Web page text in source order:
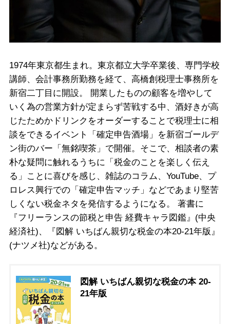
1974年東京都生まれ。東京都立大学卒業後、専門学校
講師、会計事務所勤務を経て、高橋創税理士事務所を
新宿二丁目に開設。 開業したものの顧客を増やして
いく為の営業方針が定まらず苦戦する中、酒好きが高
じたためかドリンクをオーダーすることで税理士に相
談をできるイベント「確定申告酒場」を新宿ゴールデ
ン街のバー「無銘喫茶」で開催。そこで、相談者の素
朴な疑問に触れるうちに「税金のことを楽しく伝え
る」ことに喜びを感じ、雑誌のコラム、YouTube、プ
ロレス興行での「確定申告マッチ」などであまり堅苦
しくない税金ネタを発信するようになる。 著書に
『フリーランスの節税と申告 経費キャラ図鑑』(中央
経済社)、『図解 いちばん親切な税金の本20-21年版』
(ナツメ社)などがある。
図解 いちばん親切な税金の本 20-
21年版